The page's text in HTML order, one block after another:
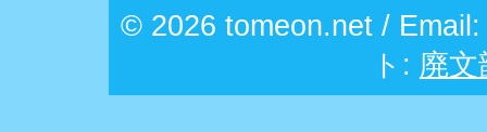
© 2026 tomeon.net /
ト: 廃文